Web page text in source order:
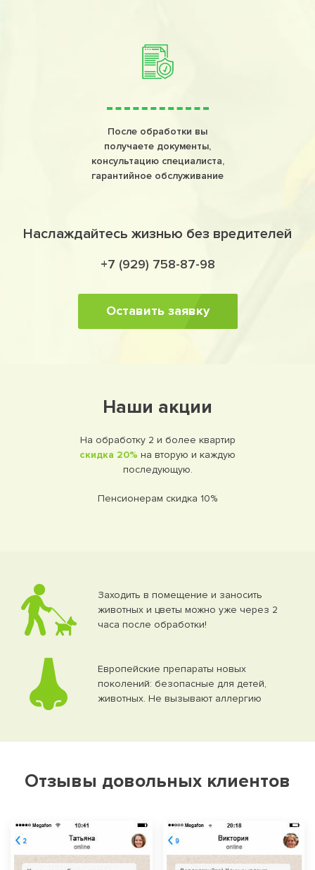
После обработки вы
получаете документы,
консультацию специалиста,
гарантийное обслуживание
Наслаждайтесь жизнью без вредителей
+7 (929) 758-87-98
Оставить заявку
Наши акции
На обработку 2 и более квартир
скидка 20% на вторую и каждую
последующую.
Пенсионерам скидка 10%
Заходить в помещение и заносить
животных и цветы можно уже через 2
часа после обработки!
Европейские препараты новых
поколений: безопасные для детей,
животных. Не вызывают аллергию
Отзывы довольных клиентов